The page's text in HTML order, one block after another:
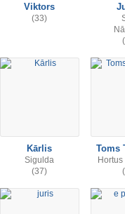
Viktors
(33)
Kārlis
Sigulda
(37)
Toms